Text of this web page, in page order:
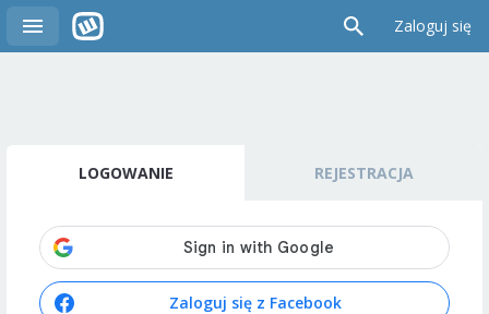
Zaloguj się
LOGOWANIE REJESTRACJA
Zaloguj się z Facebook